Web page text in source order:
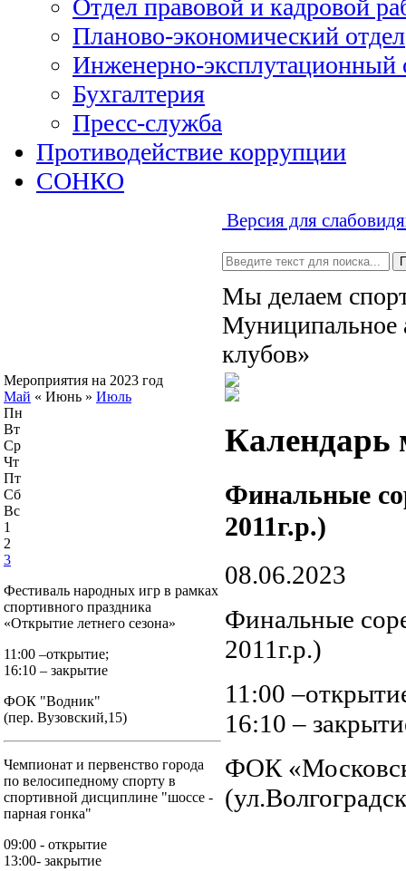
Отдел правовой и кадровой
Планово-экономический отдел
Инженерно-эксплутационный
Бухгалтерия
Пресс-служба
Противодействие коррупции
СОНКО
Версия для
Мы делаем
Муниципальное
клубов»
Мероприятия на 2023 год
Май « Июнь » Июль
Пн
Вт
Ср
Чт
Пт
Сб
Вс
1
2
3
Фестиваль народных игр в рамках
спортивного праздника
«Открытие летнего сезона»
11:00 –открытие;
16:10 – закрытие
ФОК "Водник"
(пер. Вузовский,15)
Чемпионат и первенство города
по велосипедному спорту в
спортивной дисциплине "шоссе -
парная гонка"
09:00 - открытие
13:00- закрытие
Календарь
Финальные
2011г.р.)
08.06.2023
Финальные
2011г.р.)
11:00
16:10 –
ФОК